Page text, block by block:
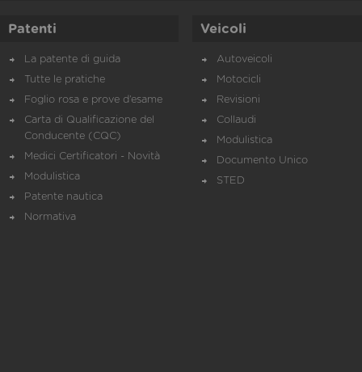
Patenti
La patente di guida
Tutte le pratiche
Foglio rosa e prove d’esame
Carta di Qualificazione del
Conducente (CQC)
Medici Certificatori - Novità
Modulistica
Patente nautica
Normativa
Veicoli
Autoveicoli
Motocicli
Revisioni
Collaudi
Modulistica
Documento Unico
STED